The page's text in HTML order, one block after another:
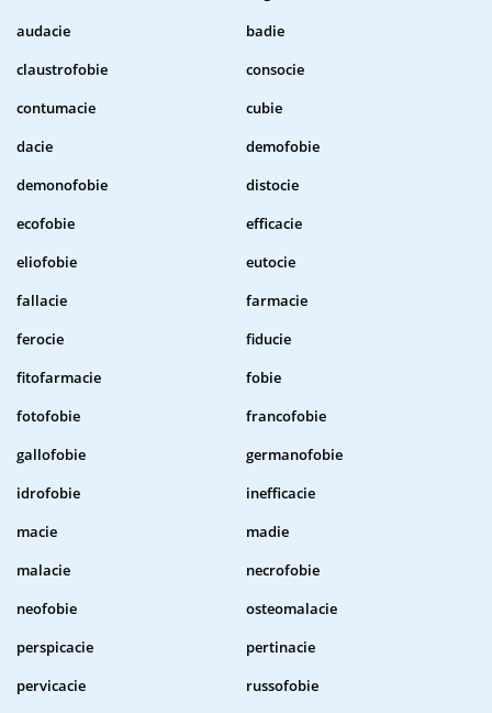
audacie
badie
claustrofobie
consocie
contumacie
cubie
dacie
demofobie
demonofobie
distocie
ecofobie
efficacie
eliofobie
eutocie
fallacie
farmacie
ferocie
fiducie
fitofarmacie
fobie
fotofobie
francofobie
gallofobie
germanofobie
idrofobie
inefficacie
macie
madie
malacie
necrofobie
neofobie
osteomalacie
perspicacie
pertinacie
pervicacie
russofobie